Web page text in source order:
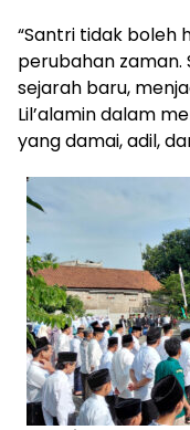
“Santri tidak boleh
perubahan zaman.
sejarah baru,
Lil’alamin dalam
yang damai, adil,